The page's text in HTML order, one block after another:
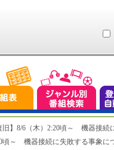
旧】8/6（木）2:20頃～ 機器接続
頃～ 機器接続に失敗する事象に